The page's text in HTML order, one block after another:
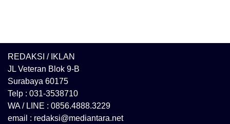
REDAKSI / IKLAN
JL Veteran Blok 9-B
Surabaya 60175
Telp : 031-3538710
WA / LINE : 0856.4888.3229
email : redaksi@mediantara.net